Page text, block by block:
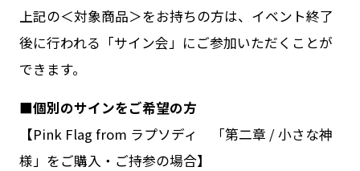
上記の＜対象商品＞をお持ちの方は、イベント終了
後に行われる「サイン会」にご参加いただくことが
できます。
■個別のサインをご希望の方
【Pink Flag from ラプソディ 「第二章 / 小さな神
様」をご購入・ご持参の場合】